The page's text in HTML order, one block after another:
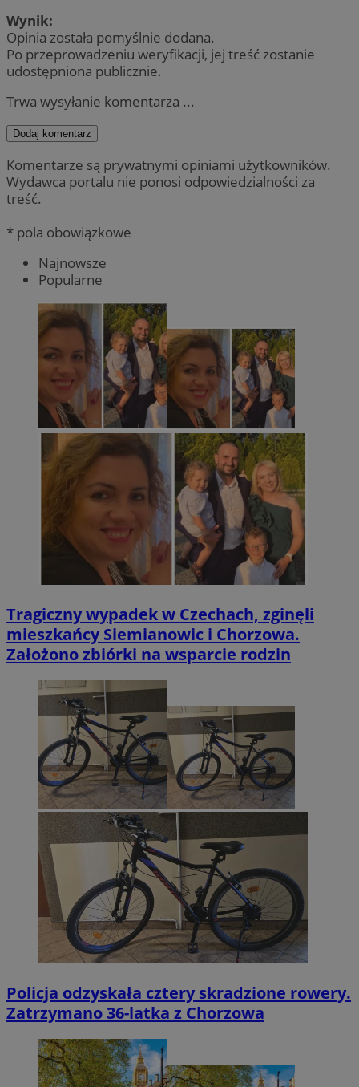
Wynik:
Opinia została pomyślnie dodana.
Po przeprowadzeniu weryfikacji, jej treść zostanie
udostępniona publicznie.
Trwa wysyłanie komentarza ...
Dodaj komentarz
Komentarze są prywatnymi opiniami użytkowników.
Wydawca portalu nie ponosi odpowiedzialności za
treść.
* pola obowiązkowe
Najnowsze
Popularne
Tragiczny wypadek w Czechach, zginęli
mieszkańcy Siemianowic i Chorzowa.
Założono zbiórki na wsparcie rodzin
Policja odzyskała cztery skradzione rowery.
Zatrzymano 36-latka z Chorzowa